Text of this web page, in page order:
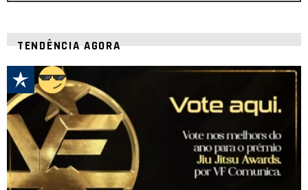
TENDÊNCIA AGORA